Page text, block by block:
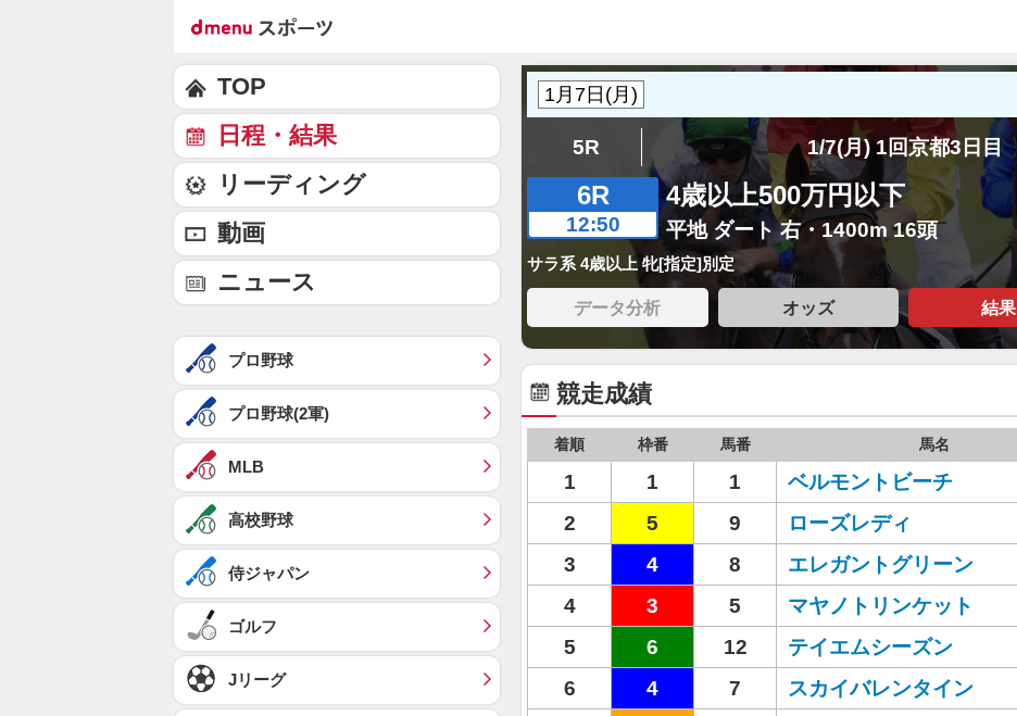
5R 1/7(月) 1回京都3日目
6R
12:50
4歳以上500万円以下
平地 ダート 右・1400m 16頭
サラ系 4歳以上 牝[指定]別定
データ分析 オッズ 結果
競走成績
着順 枠番 馬番 馬名
1 1 1 ベルモントビーチ
2
5 9 ローズレディ
3
4 8 エレガントグリーン
4
3 5 マヤノトリンケット
5
6 12 テイエムシーズン
6
4 7 スカイバレンタイン
TOP
日程・結果
リーディング
動画
ニュース
プロ野球
プロ野球(2軍)
MLB
高校野球
侍ジャパン
ゴルフ
Jリーグ